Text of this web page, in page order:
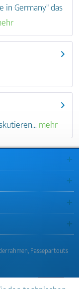
in Germany" das
mehr
Passepartouts